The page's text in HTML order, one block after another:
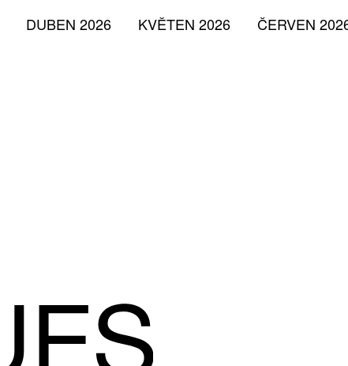
ČERVEN
KVĚTEN 2026
DUBEN 2026